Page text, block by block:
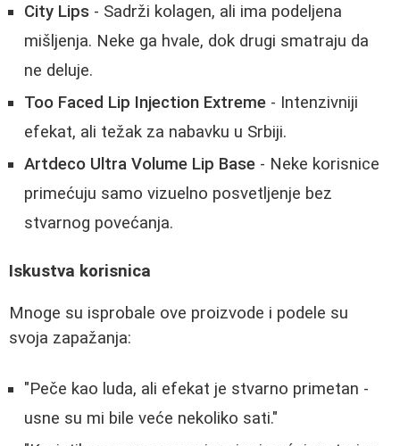
City Lips - Sadrži kolagen, ali ima podeljena
mišljenja. Neke ga hvale, dok drugi smatraju da
ne deluje.
Too Faced Lip Injection Extreme - Intenzivniji
efekat, ali težak za nabavku u Srbiji.
Artdeco Ultra Volume Lip Base - Neke korisnice
primećuju samo vizuelno posvetljenje bez
stvarnog povećanja.
Iskustva korisnica
Mnoge su isprobale ove proizvode i podele su
svoja zapažanja:
"Peče kao luda, ali efekat je stvarno primetan -
usne su mi bile veće nekoliko sati."